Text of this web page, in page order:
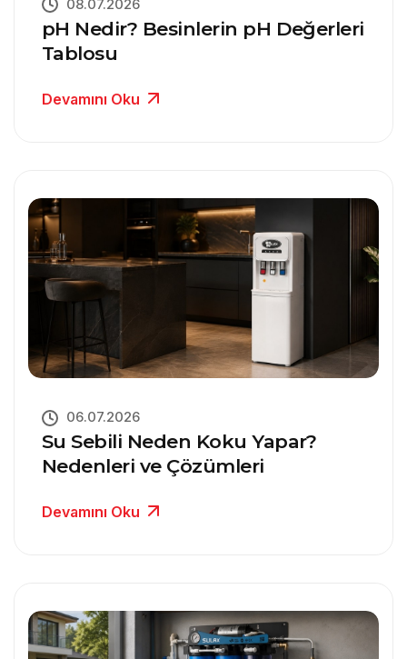
08.07.2026
pH Nedir? Besinlerin pH Değerleri
Tablosu
Devamını Oku
06.07.2026
Su Sebili Neden Koku Yapar?
Nedenleri ve Çözümleri
Devamını Oku